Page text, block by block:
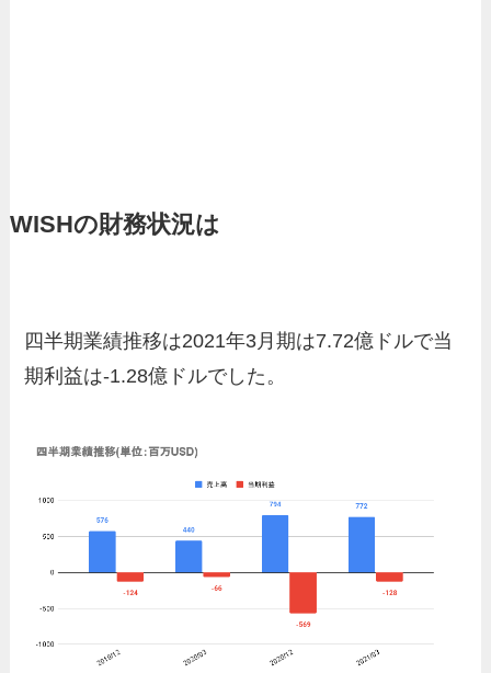
WISHの財務状況は
四半期業績推移は2021年3月期は7.72億ドルで当
期利益は-1.28億ドルでした。